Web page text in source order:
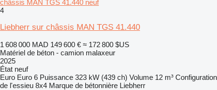
châssis MAN TGS 41.440 neuf
4
Liebherr sur châssis MAN TGS 41.440
1 608 000 MAD 149 600 € ≈ 172 800 $US
Matériel de béton - camion malaxeur
2025
État neuf
Euro Euro 6 Puissance 323 kW (439 ch) Volume 12 m³ Configuration
de l'essieu 8x4 Marque de bétonnière Liebherr